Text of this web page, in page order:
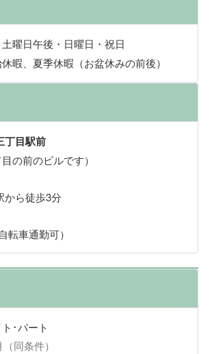
曜日午後・日曜日・祝日
暇、夏季休暇（お盆休みの前後）
丁目駅前
の前のビルです）
から徒歩3分
転車通勤可）
･パート
同条件）